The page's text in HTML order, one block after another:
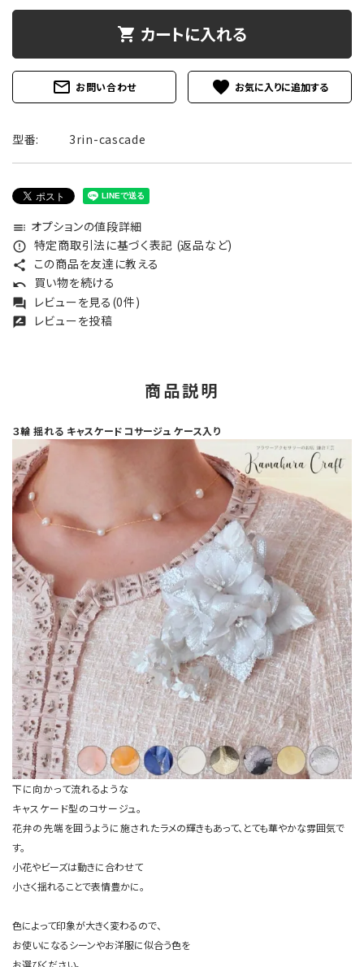
shopping_cart カートに入れる
mail_outline お問い合わせ favorite
型番: 3rin-cascade
toc オプションの値段詳細
error_outline 特定商取引法に基づく表記 (返品など)
share この商品を友達に教える
undo 買い物を続ける
forum レビューを見る(0件)
rate_review レビューを投稿
商品説明
３輪 揺れる キャスケードコサージュ ケース入り
下に向かって流れるような
キャスケード型のコサージュ。
花弁の先端を囲うように施されたラメの輝きもあって、とても華やかな雰囲気で
す。
小花やビーズは動きに合わせて
小さく揺れることで表情豊かに。
色によって印象が大きく変わるので、
お使いになるシーンやお洋服に似合う色を
お選びください。